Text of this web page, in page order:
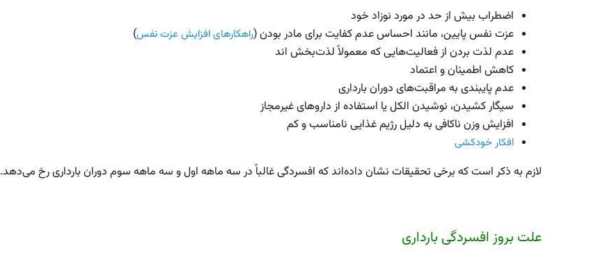
اضطراب بیش ‌از حد در مورد نوزاد خود
عزت نفس پایین، مانند احساس عدم کفایت برای مادر بودن (راهکارهای افزایش عزت نفس)
عدم لذت بردن از فعالیت‌هایی که معمولاً لذت‌بخش اند
کاهش اطمینان و اعتماد
عدم پایبندی به مراقبت‌های دوران بارداری
سیگار کشیدن، نوشیدن الکل یا استفاده از داروهای غیرمجاز
افزایش وزن نا‌کافی به دلیل رژیم غذایی نامناسب و کم
افکار خودکشی
لازم به ذکر است که برخی تحقیقات نشان داده‌اند که افسردگی غالباً در سه ماهه اول و سه ماهه سوم دوران بارداری رخ می‌دهد.
علت بروز افسردگی بارداری